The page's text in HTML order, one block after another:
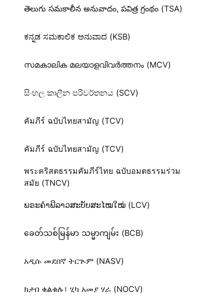
తెలుగు సమకాలీన అనువాదం, పవిత్ర గ్రంథం (TSA)
ಕನ್ನಡ ಸಮಕಾಲಿಕ ಅನುವಾದ (KSB)
സമകാലിക മലയാളവിവർത്തനം (MCV)
සිංහල කාලීන පරිවර්තනය (SCV)
คัมภีร์ ฉบับไทยสามัญ (TCV)
คัมภีร์ ฉบับไทยสามัญ (TCV)
พระคริสตธรรมคัมภีร์ไทย ฉบับอมตธรรมร่วม
สมัย (TNCV)
ພຣະຄຳພີລາວສະບັບສະໄໝໃໝ່ (LCV)
ခေတ်သစ်​မြန်မာ သမ္မာကျမ်း (BCB)
አዲሱ መደበኛ ትርጒም (NASV)
ክታበ ቁልቁሉ፣ ሂካ አመያ ሃራ (NOCV)